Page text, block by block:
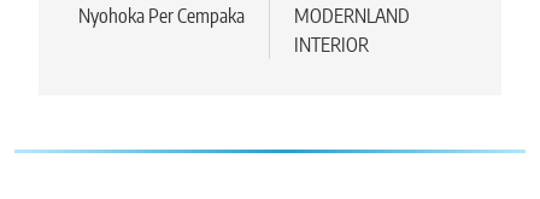
pos
Nyohoka Per Cempaka
MODERNLAND
INTERIOR